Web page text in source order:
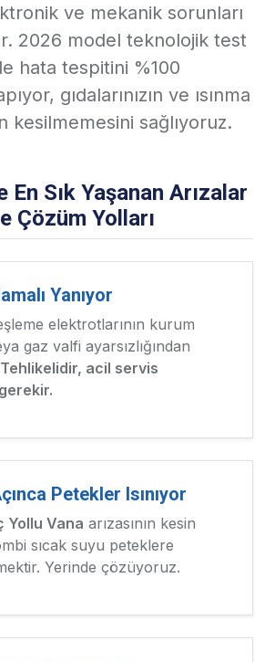
ve mekanik sorunları
2026 model teknolojik test
hata tespitini %100
gıdalarınızın ve ısınma
kesilmemesini sağlıyoruz.
En Sık Yaşanan Arızalar
Çözüm Yolları
Yanıyor
elektrotlarının kurum
gaz valfi ayarsızlığından
Tehlikelidir, acil servis
Petekler Isınıyor
Yollu Vana arızasının kesin
sıcak suyu peteklere
Yerinde çözüyoruz.